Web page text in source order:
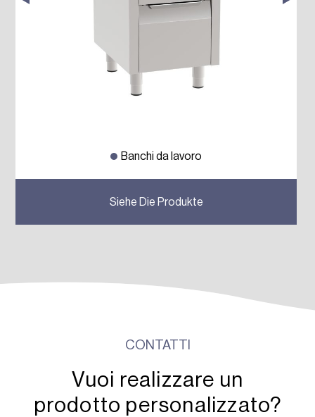
Banchi da lavoro
Siehe Die Produkte
CONTATTI
Vuoi realizzare un
prodotto personalizzato?